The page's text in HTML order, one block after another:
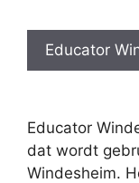
Educator
Educator
dat wordt
Windesheim.